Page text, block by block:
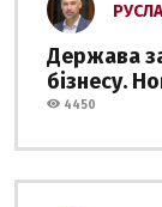
Держава
бізнесу.
4450